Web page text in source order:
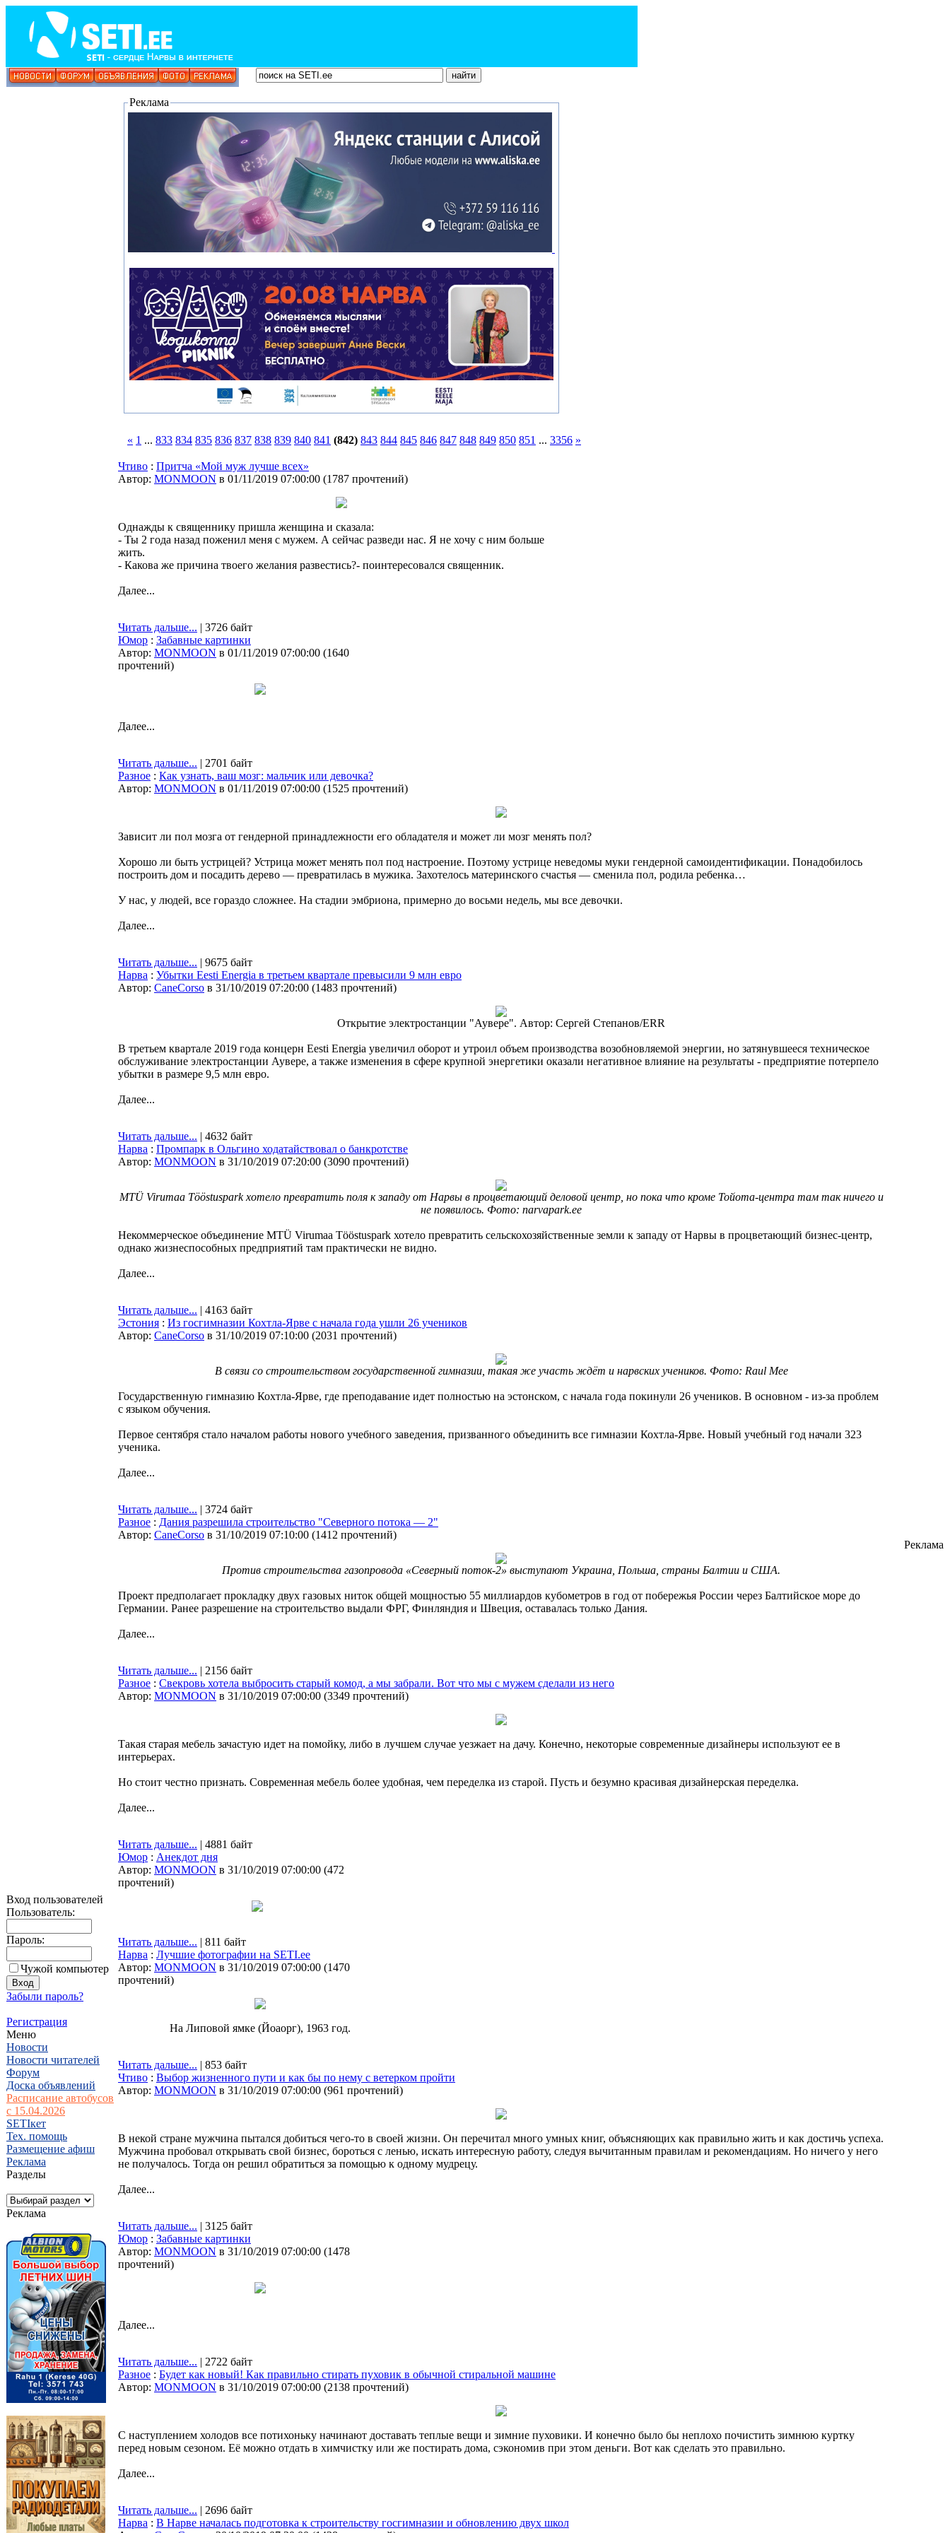
Вход пользователей
Пользователь:
Пароль:
Чужой компьютер
Забыли пароль?
Регистрация
Меню
Новости
Новости читателей
Форум
Доска объявлений
Расписание автобусов
с 15.04.2026
SETIкет
Тех. помощь
Размещение афиш
Реклама
Разделы
Реклама
Реклама
« 1 ... 833 834 835 836 837 838 839 840 841 (842) 843 844 845 846 847 848 849 850 851 ... 3356 »
Чтиво : Притча «Мой муж лучше всех»
Автор: MONMOON в 01/11/2019 07:00:00 (1787 прочтений)
Однажды к священнику пришла женщина и сказала:
- Ты 2 года назад поженил меня с мужем. А сейчас разведи нас. Я не хочу с ним больше
жить.
- Какова же причина твоего желания развестись?- поинтересовался священник.
Далее...
Читать дальше... | 3726 байт
Юмор : Забавные картинки
Автор: MONMOON в 01/11/2019 07:00:00 (1640
прочтений)
Далее...
Читать дальше... | 2701 байт
Разное : Как узнать, ваш мозг: мальчик или девочка?
Автор: MONMOON в 01/11/2019 07:00:00 (1525 прочтений)
Зависит ли пол мозга от гендерной принадлежности его обладателя и может ли мозг менять пол?
Хорошо ли быть устрицей? Устрица может менять пол под настроение. Поэтому устрице неведомы муки гендерной самоидентификации. Понадобилось
построить дом и посадить дерево — превратилась в мужика. Захотелось материнского счастья — сменила пол, родила ребенка…
У нас, у людей, все гораздо сложнее. На стадии эмбриона, примерно до восьми недель, мы все девочки.
Далее...
Читать дальше... | 9675 байт
Нарва : Убытки Eesti Energia в третьем квартале превысили 9 млн евро
Автор: CaneCorso в 31/10/2019 07:20:00 (1483 прочтений)
Открытие электростанции "Аувере". Автор: Сергей Степанов/ERR
В третьем квартале 2019 года концерн Eesti Energia увеличил оборот и утроил объем производства возобновляемой энергии, но затянувшееся техническое
обслуживание электростанции Аувере, а также изменения в сфере крупной энергетики оказали негативное влияние на результаты - предприятие потерпело
убытки в размере 9,5 млн евро.
Далее...
Читать дальше... | 4632 байт
Нарва : Промпарк в Ольгино ходатайствовал о банкротстве
Автор: MONMOON в 31/10/2019 07:20:00 (3090 прочтений)
MTÜ Virumaa Tööstuspark хотело превратить поля к западу от Нарвы в процветающий деловой центр, но пока что кроме Тойота-центра там так ничего и
не появилось. Фото: narvapark.ee
Некоммерческое объединение MTÜ Virumaa Tööstuspark хотело превратить сельскохозяйственные земли к западу от Нарвы в процветающий бизнес-центр,
однако жизнеспособных предприятий там практически не видно.
Далее...
Читать дальше... | 4163 байт
Эстония : Из госгимназии Кохтла-Ярве с начала года ушли 26 учеников
Автор: CaneCorso в 31/10/2019 07:10:00 (2031 прочтений)
В связи со строительством государственной гимназии, такая же участь ждёт и нарвских учеников. Фото: Raul Mee
Государственную гимназию Кохтла-Ярве, где преподавание идет полностью на эстонском, с начала года покинули 26 учеников. В основном - из-за проблем
с языком обучения.
Первое сентября стало началом работы нового учебного заведения, призванного объединить все гимназии Кохтла-Ярве. Новый учебный год начали 323
ученика.
Далее...
Читать дальше... | 3724 байт
Разное : Дания разрешила строительство "Северного потока — 2"
Автор: CaneCorso в 31/10/2019 07:10:00 (1412 прочтений)
Против строительства газопровода «Северный поток-2» выступают Украина, Польша, страны Балтии и США.
Проект предполагает прокладку двух газовых ниток общей мощностью 55 миллиардов кубометров в год от побережья России через Балтийское море до
Германии. Ранее разрешение на строительство выдали ФРГ, Финляндия и Швеция, оставалась только Дания.
Далее...
Читать дальше... | 2156 байт
Разное : Свекровь хотела выбросить старый комод, а мы забрали. Вот что мы с мужем сделали из него
Автор: MONMOON в 31/10/2019 07:00:00 (3349 прочтений)
Такая старая мебель зачастую идет на помойку, либо в лучшем случае уезжает на дачу. Конечно, некоторые современные дизайнеры используют ее в
интерьерах.
Но стоит честно признать. Современная мебель более удобная, чем переделка из старой. Пусть и безумно красивая дизайнерская переделка.
Далее...
Читать дальше... | 4881 байт
Юмор : Анекдот дня
Автор: MONMOON в 31/10/2019 07:00:00 (472
прочтений)
Читать дальше... | 811 байт
Нарва : Лучшие фотографии на SETI.ee
Автор: MONMOON в 31/10/2019 07:00:00 (1470
прочтений)
На Липовой ямке (Йоаорг), 1963 год.
Читать дальше... | 853 байт
Чтиво : Выбор жизненного пути и как бы по нему с ветерком пройти
Автор: MONMOON в 31/10/2019 07:00:00 (961 прочтений)
В некой стране мужчина пытался добиться чего-то в своей жизни. Он перечитал много умных книг, объясняющих как правильно жить и как достичь успеха.
Мужчина пробовал открывать свой бизнес, бороться с ленью, искать интересную работу, следуя вычитанным правилам и рекомендациям. Но ничего у него
не получалось. Тогда он решил обратиться за помощью к одному мудрецу.
Далее...
Читать дальше... | 3125 байт
Юмор : Забавные картинки
Автор: MONMOON в 31/10/2019 07:00:00 (1478
прочтений)
Далее...
Читать дальше... | 2722 байт
Разное : Будет как новый! Как правильно стирать пуховик в обычной стиральной машине
Автор: MONMOON в 31/10/2019 07:00:00 (2138 прочтений)
С наступлением холодов все потихоньку начинают доставать теплые вещи и зимние пуховики. И конечно было бы неплохо почистить зимнюю куртку
перед новым сезоном. Её можно отдать в химчистку или же постирать дома, сэкономив при этом деньги. Вот как сделать это правильно.
Далее...
Читать дальше... | 2696 байт
Нарва : В Нарве началась подготовка к строительству госгимназии и обновлению двух школ
Реклама